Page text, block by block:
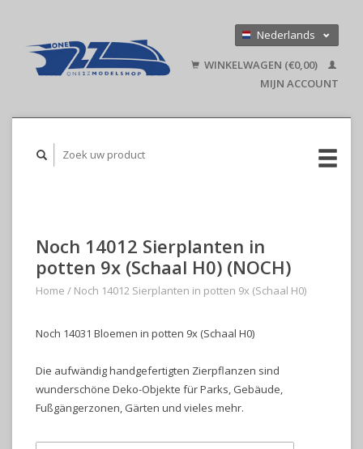
Nederlands
English
WINKELWAGEN (€0,00)
MIJN ACCOUNT
Noch 14012 Sierplanten in
potten 9x (Schaal H0) (NOCH)
Home / Noch 14012 Sierplanten in potten 9x (Schaal H0)
Noch 14031 Bloemen in potten 9x (Schaal H0)
Die aufwändig handgefertigten Zierpflanzen sind
wunderschöne Deko-Objekte für Parks, Gebäude,
Fußgängerzonen, Gärten und vieles mehr.